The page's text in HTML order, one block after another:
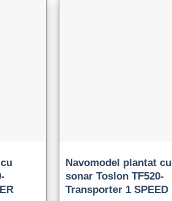
Navomodel plantat cu
sonar Toslon TF520-
Transporter 1 SPEED